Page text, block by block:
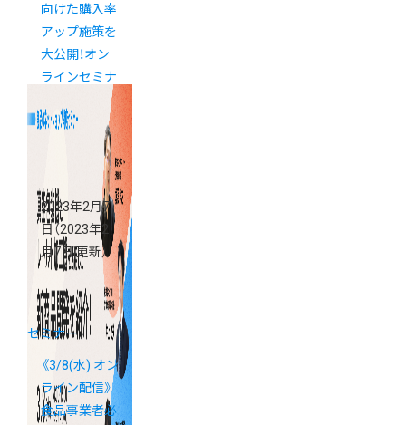
向けた購入率
アップ施策を
大公開！オン
ラインセミナ
2023年2月7
日 （2023年2
月7日 更新）
セミナー
《3/8(水) オン
ライン配信》
食品事業者必